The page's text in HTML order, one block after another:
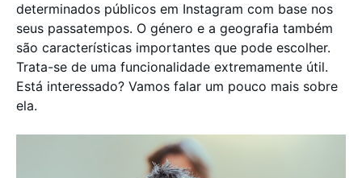
determinados públicos em Instagram com base nos
seus passatempos. O género e a geografia também
são características importantes que pode escolher.
Trata-se de uma funcionalidade extremamente útil.
Está interessado? Vamos falar um pouco mais sobre
ela.